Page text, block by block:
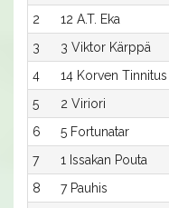
2
12 A.T. Eka
3
3 Viktor Kärppä
4
14 Korven Tinnitus
5
2 Viriori
6
5 Fortunatar
7
1 Issakan Pouta
8
7 Pauhis